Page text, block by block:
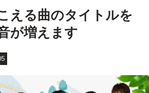
える曲のタイトルを
が増えます